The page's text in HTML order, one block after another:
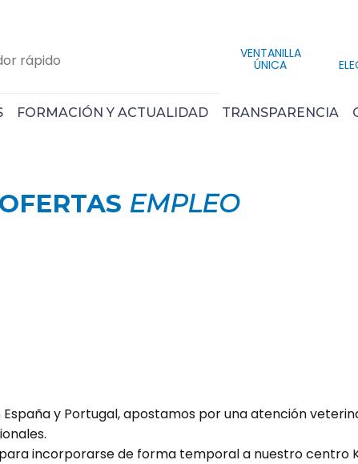
VENTANILLA
ÚNICA
FORMACIÓN Y ACTUALIDAD TRANSPARENCIA
OFERTAS EMPLEO
y Portugal, apostamos por una atención
incorporarse de forma temporal a nuestro centro